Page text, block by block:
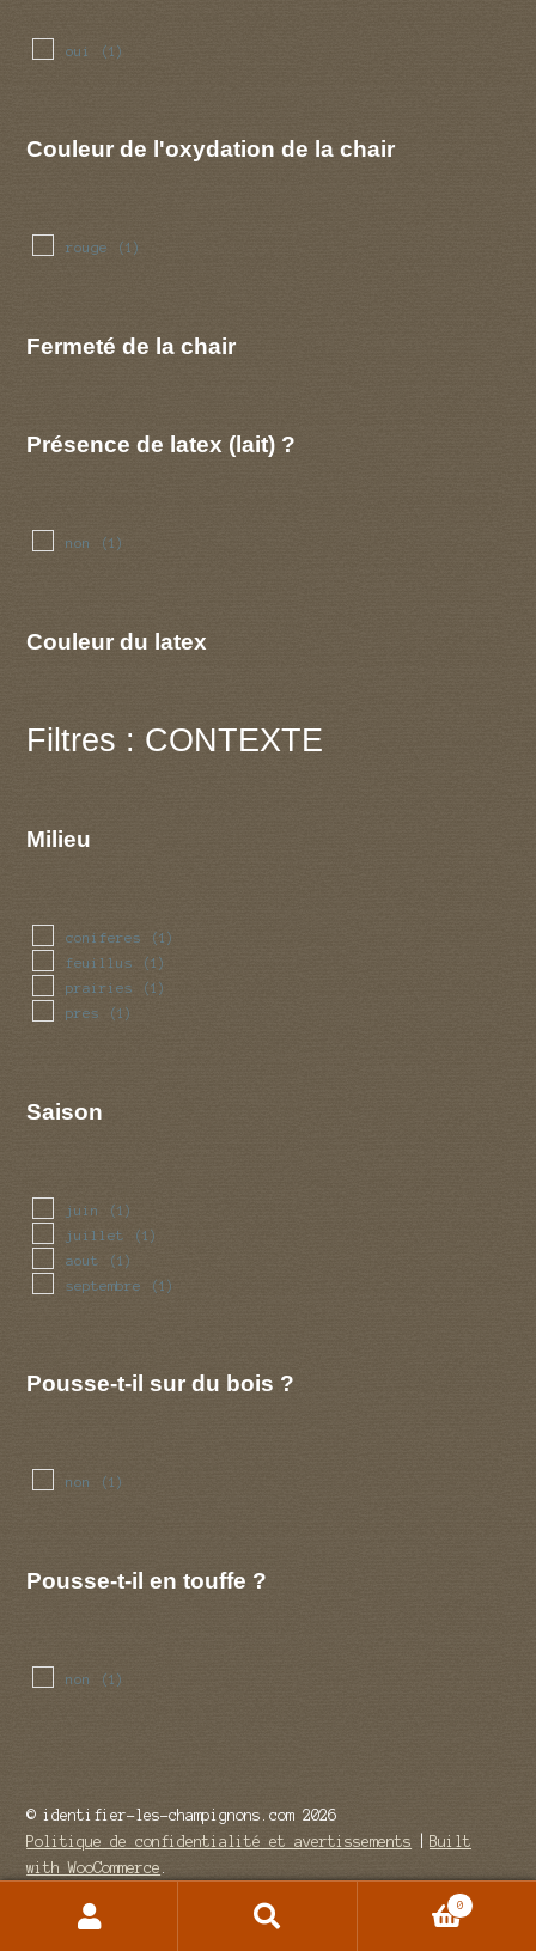
oui (1)
Couleur de l'oxydation de la chair
rouge (1)
Fermeté de la chair
Présence de latex (lait) ?
non (1)
Couleur du latex
Filtres : CONTEXTE
Milieu
coniferes (1)
feuillus (1)
prairies (1)
pres (1)
Saison
juin (1)
juillet (1)
aout (1)
septembre (1)
Pousse-t-il sur du bois ?
non (1)
Pousse-t-il en touffe ?
non (1)
© identifier-les-champignons.com 2026
Politique de confidentialité et avertissements
Built
with WooCommerce
Recherche
0